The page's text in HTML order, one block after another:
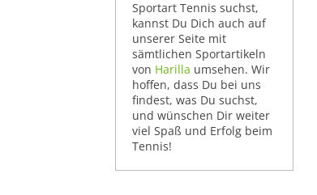
Sportart Tennis suchst,
kannst Du Dich auch auf
unserer Seite mit
sämtlichen Sportartikeln
von Harilla umsehen. Wir
hoffen, dass Du bei uns
findest, was Du suchst,
und wünschen Dir weiter
viel Spaß und Erfolg beim
Tennis!